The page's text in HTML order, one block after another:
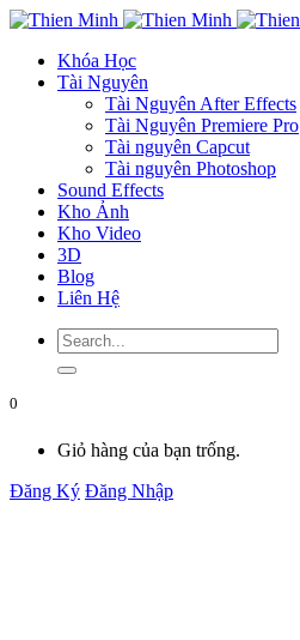
Khóa Học
Tài Nguyên
Tài Nguyên After Effects
Tài Nguyên Premiere Pro
Tài nguyên Capcut
Tài nguyên Photoshop
Sound Effects
Kho Ảnh
Kho Video
3D
Blog
Liên Hệ
0
Giỏ hàng của bạn trống.
Đăng Ký Đăng Nhập